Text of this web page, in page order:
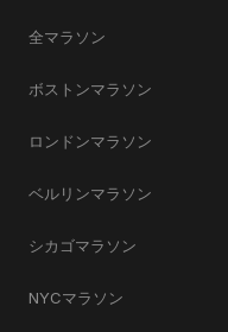
全マラソン
ボストンマラソン
ロンドンマラソン
ベルリンマラソン
シカゴマラソン
NYCマラソン